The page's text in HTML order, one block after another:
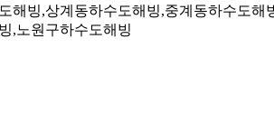
해빙,상계동하수도해빙,중계동하수도해
,노원구하수도해빙